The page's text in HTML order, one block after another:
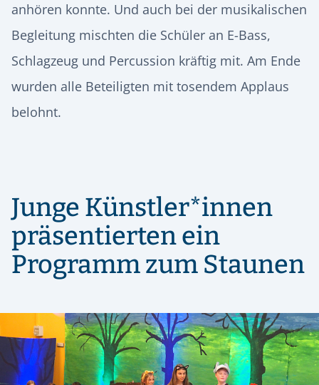
anhören konnte. Und auch bei der musikalischen
Begleitung mischten die Schüler an E-Bass,
Schlagzeug und Percussion kräftig mit. Am Ende
wurden alle Beteiligten mit tosendem Applaus
belohnt.
Junge Künstler*innen
präsentierten ein
Programm zum Staunen